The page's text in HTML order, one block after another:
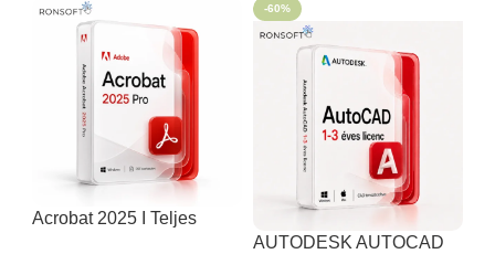
Acrobat 2025 I Teljes
-60%
AUTODESK AUTOCAD